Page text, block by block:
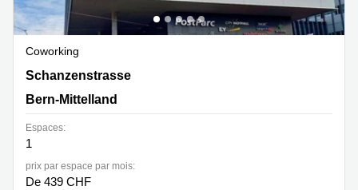
Coworking
Schanzenstrasse 4a, Bern-Mittelland
Schanzenstrasse
Bern-Mittelland
Espaces:
1
prix par espace par mois:
De 439 CHF